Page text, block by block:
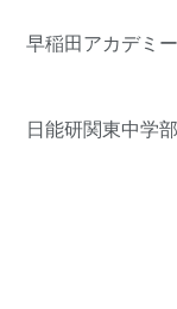
早稲田アカデミ
日能研関東中学部